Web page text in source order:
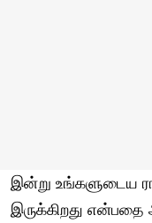
இன்று உங்களுடைய
இருக்கிறது